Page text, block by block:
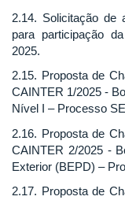
2.14. Solicitação de
para participação
2025.
2.15. Proposta de
CAINTER 1/2025 -
Nível I – Processo
2.16. Proposta de
CAINTER 2/2025 -
Exterior (BEPD) –
2.17. Proposta de